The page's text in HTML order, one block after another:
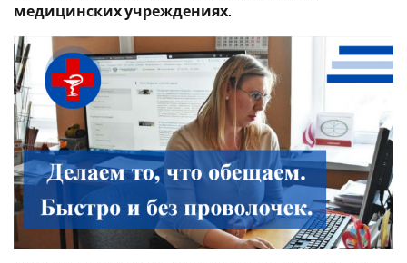
медицинских учреждениях.